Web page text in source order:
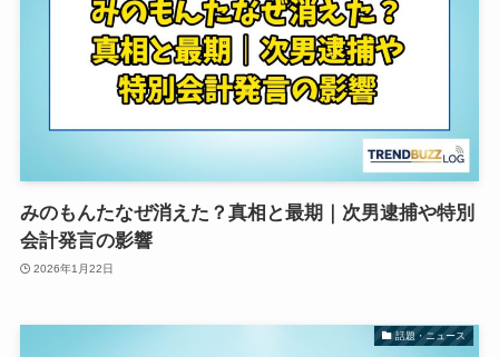
みのもんたなぜ消えた？真相と最期｜次男逮捕や特別
会計発言の影響
2026年1月22日
話題・ニュース